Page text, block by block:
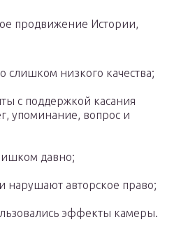
продвижение Истории,
слишком низкого качества;
с поддержкой касания
упоминание, вопрос и
давно;
нарушают авторское право;
эффекты камеры.